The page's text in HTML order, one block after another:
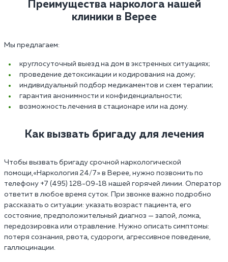
Преимущества нарколога нашей
клиники в Верее
Мы предлагаем:
круглосуточный выезд на дом в экстренных ситуациях;
проведение детоксикации и кодирования на дому;
индивидуальный подбор медикаментов и схем терапии;
гарантия анонимности и конфиденциальности;
возможность лечения в стационаре или на дому.
Как вызвать бригаду для лечения
Чтобы вызвать бригаду срочной наркологической
помощи,«Наркология 24/7» в Верее, нужно позвонить по
телефону +7 (495) 128-09-18 нашей горячей линии. Оператор
ответит в любое время суток. При звонке важно подробно
рассказать о ситуации: указать возраст пациента, его
состояние, предположительный диагноз — запой, ломка,
передозировка или отравление. Нужно описать симптомы:
потеря сознания, рвота, судороги, агрессивное поведение,
галлюцинации.